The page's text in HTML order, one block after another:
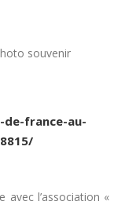
souvenir
france-au-
avec l’association «